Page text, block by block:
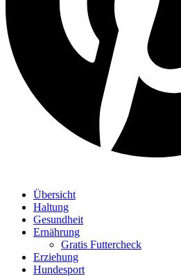
Übersicht
Haltung
Gesundheit
Ernährung
Gratis Futtercheck
Erziehung
Hundesport